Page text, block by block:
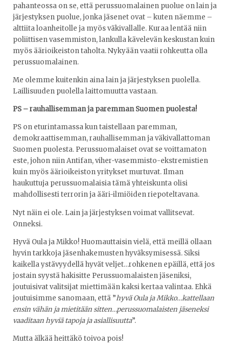
pahanteossa on se, että perussuomalainen puolue on lain ja
järjestyksen puolue, jonka jäsenet ovat – kuten näemme –
alttiita loanheitolle ja myös väkivallalle. Kuraa lentää niin
poliittisen vasemmiston, lankulla kävelevän keskustan kuin
myös äärioikeiston taholta. Nykyään vaatii rohkeutta olla
perussuomalainen.
Me olemme kuitenkin aina lain ja järjestyksen puolella.
Laillisuuden puolella laittomuutta vastaan.
PS – rauhallisemman ja paremman Suomen puolesta!
PS on eturintamassa kun taistellaan paremman,
demokraattisemman, rauhallisemman ja väkivallattoman
Suomen puolesta. Perussuomalaiset ovat se voittamaton
este, johon niin Antifan, viher-vasemmisto-ekstremistien
kuin myös äärioikeiston yritykset murtuvat. Ilman
haukuttuja perussuomalaisia tämä yhteiskunta olisi
mahdollisesti terrorin ja ääri-ilmiöiden riepoteltavana.
Nyt näin ei ole. Lain ja järjestyksen voimat vallitsevat.
Onneksi.
Hyvä Oula ja Mikko! Huomauttaisin vielä, että meillä ollaan
hyvin tarkkoja jäsenhakemusten hyväksymisessä. Siksi
kaikella ystävyydellä hyvät veljet…rohkenen epäillä, että jos
jostain syystä hakisitte Perussuomalaisten jäseniksi,
joutuisivat valitsijat miettimään kaksi kertaa valintaa. Ehkä
joutuisimme sanomaan, että ”hyvä Oula ja Mikko…kattellaan
ensin vähän ja mietitään sitten…perussuomalaisten jäseneksi
vaaditaan hyviä tapoja ja asiallisuutta”.
Mutta älkää heittäkö toivoa pois!